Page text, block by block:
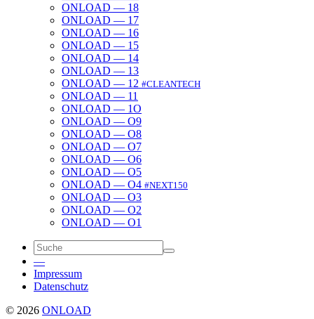
ONLOAD — 18
ONLOAD — 17
ONLOAD — 16
ONLOAD — 15
ONLOAD — 14
ONLOAD — 13
ONLOAD — 12 #CLEANTECH
ONLOAD — 11
ONLOAD — 1O
ONLOAD — O9
ONLOAD — O8
ONLOAD — O7
ONLOAD — O6
ONLOAD — O5
ONLOAD — O4 #NEXT150
ONLOAD — O3
ONLOAD — O2
ONLOAD — O1
—
Impressum
Daten­schutz
© 2026 ONLOAD